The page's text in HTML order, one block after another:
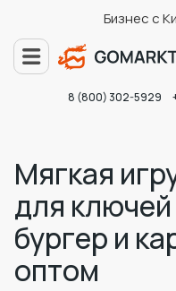
Бизнес с
8 (800) 302-5929
Мягкая
для
бургер и
оптом